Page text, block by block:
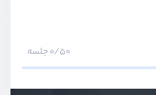
0/50 جلسه